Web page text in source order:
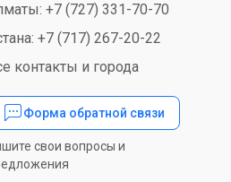
+7 (727) 331-70-70
+7 (717) 267-20-22
контакты и города
Форма обратной связи
свои вопросы и